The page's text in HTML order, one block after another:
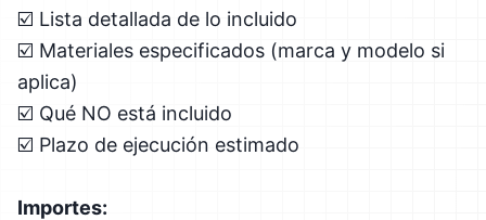
☑️ Lista detallada de lo incluido
☑️ Materiales especificados (marca y modelo si
aplica)
☑️ Qué NO está incluido
☑️ Plazo de ejecución estimado
Importes: